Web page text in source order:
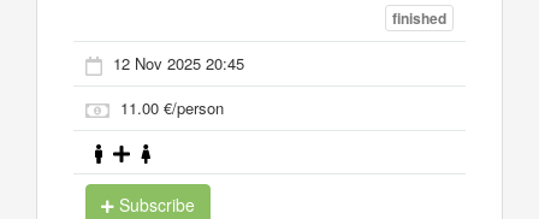
finished
12 Nov 2025 20:45
11.00 €/person
Subscribe